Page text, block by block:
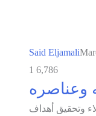
Said Eljamali
1 6,786
وعناصره